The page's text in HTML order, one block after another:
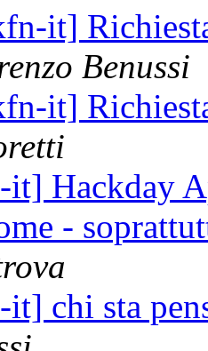
it]
Benussi
it]
Hackday
-
chi sta